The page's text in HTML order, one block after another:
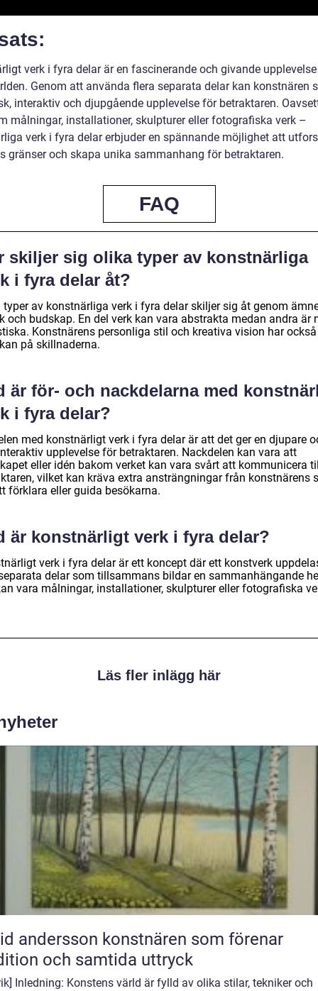
verk i fyra delar är en fascinerande och givande
Genom att använda flera separata delar kan konstnären
interaktiv och djupgående upplevelse för betraktaren.
målningar, installationer, skulpturer eller fotografiska verk –
verk i fyra delar erbjuder en spännande möjlighet att
gränser och skapa unika sammanhang för betraktaren.
FAQ
skiljer sig olika typer av konstnärliga
i fyra delar åt?
typer av konstnärliga verk i fyra delar skiljer sig åt genom
och budskap. En del verk kan vara abstrakta medan andra är
Konstnärens personliga stil och kreativa vision har
på skillnaderna.
är för- och nackdelarna med
i fyra delar?
med konstnärligt verk i fyra delar är att det ger en djupare
upplevelse för betraktaren. Nackdelen kan vara att
eller idén bakom verket kan vara svårt att kommunicera
vilket kan kräva extra ansträngningar från konstnärens
förklara eller guida besökarna.
är konstnärligt verk i fyra delar?
verk i fyra delar är ett koncept där ett konstverk
delar som tillsammans bildar en sammanhängande
vara målningar, installationer, skulpturer eller fotografiska
Läs fler inlägg här
konstnären som förenar
och samtida uttryck
Inledning: Konstens värld är fylld av olika stilar, tekniker och